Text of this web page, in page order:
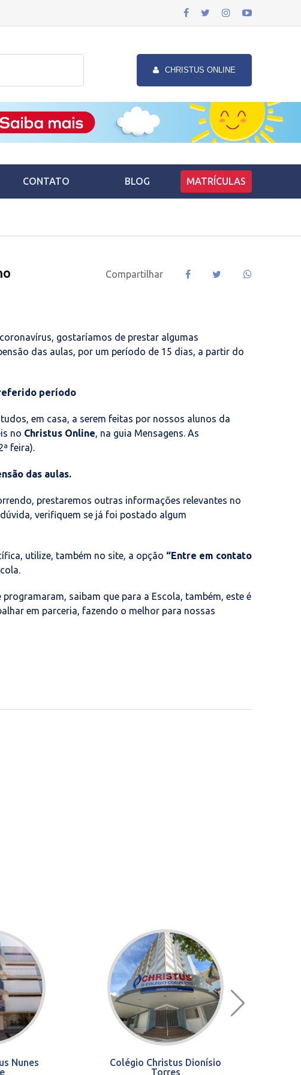
CHRISTUS ONLINE
CONTATO BLOG MATRÍCULAS
Compartilhar
gostaríamos de prestar algumas
das aulas, por um período de 15 dias, a partir do
período
em casa, a serem feitas por nossos alunos da
no Christus Online, na guia Mensagens. As
feira).
das aulas.
prestaremos outras informações relevantes no
verifiquem se já foi postado algum
utilize, também no site, a opção “Entre em contato
saibam que para a Escola, também, este é
em parceria, fazendo o melhor para nossas
Nunes
Colégio Christus Dionísio
Torres